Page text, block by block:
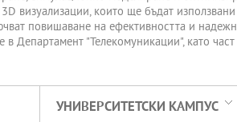
визуализации, които ще бъдат
повишаване на ефективността и
"Телекомуникации", като
УНИВЕРСИТЕТСКИ КАМПУС